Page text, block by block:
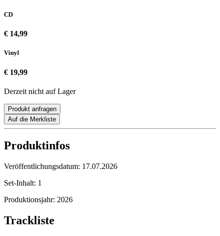
CD
€ 14,99
Vinyl
€ 19,99
Derzeit nicht auf Lager
Produkt anfragen
Auf die Merkliste
Produktinfos
Veröffentlichungsdatum: 17.07.2026
Set-Inhalt: 1
Produktionsjahr: 2026
Trackliste